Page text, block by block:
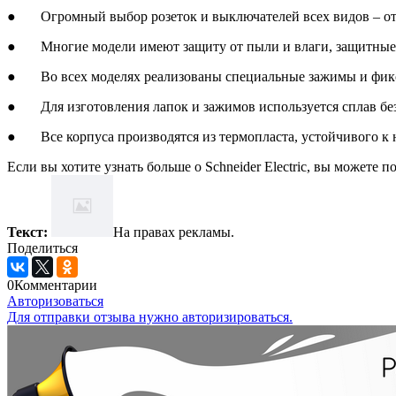
● Огромный выбор розеток и выключателей всех видов – от
● Многие модели имеют защиту от пыли и влаги, защитные
● Во всех моделях реализованы специальные зажимы и
● Для изготовления лапок и зажимов используется сплав
● Все корпуса производятся из термопласта, устойчивого к
Если вы хотите узнать больше о Schneider Electric, вы можете
Текст:
На правах рекламы.
Поделиться
0Комментарии
Авторизоваться
Для отправки отзыва нужно авторизироваться.